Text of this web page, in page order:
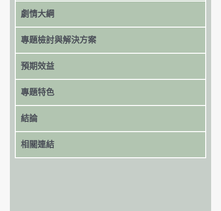
劇情大綱
專題檢討與解決方案
預期效益
專題特色
結論
相關連結